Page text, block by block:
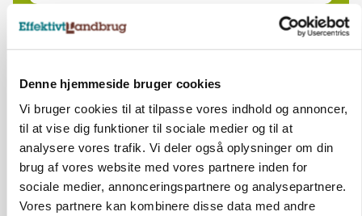
Denne hjemmeside bruger cookies
Vi bruger cookies til at tilpasse vores indhold og annoncer,
til at vise dig funktioner til sociale medier og til at
analysere vores trafik. Vi deler også oplysninger om din
brug af vores website med vores partnere inden for
sociale medier, annonceringspartnere og analysepartnere.
Vores partnere kan kombinere disse data med andre
Medarbejdere til griseproduktion
9681, Ranum 03. aug.
Kalvepasser til ejendom i udvikling søges
Kalve